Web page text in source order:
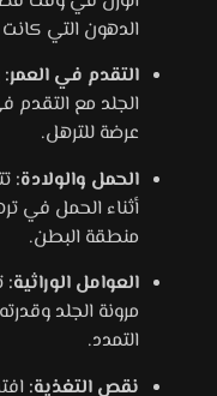
الدهون التي
التقدم في العمر:
الجلد مع التقدم
عرضة للترهل.
الحمل والولادة:
أثناء الحمل في
منطقة البطن.
العوامل الوراثية:
مرونة الجلد
التمدد.
نقص التغذية: